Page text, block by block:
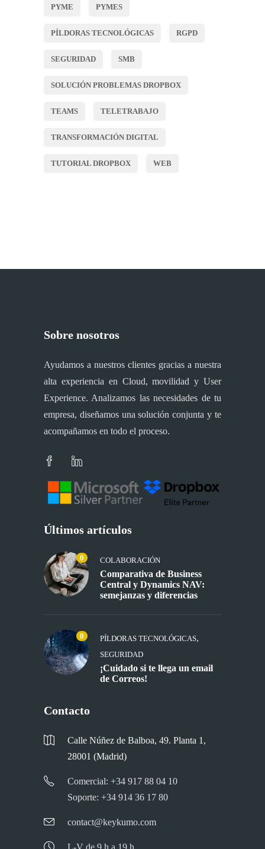
PYME PYMES
PÍLDORAS TECNOLÓGICAS RGPD
SEGURIDAD SMB
SOLUCIÓN PROBLEMAS DROPBOX
TEAMS TELETRABAJO
TRANSFORMACIÓN DIGITAL
TUTORIAL DROPBOX WEB
Sobre nosotros
Ayudamos a nuestros clientes gracias a nuestra
alta experiencia en Cloud, movilidad y User
Experience. Analizamos las necesidades de tu
empresa, diseñamos una solución conjunta y te
acompañamos en todo el proceso.
Últimos artículos
0 COLABORACIÓN
Comparativa de Business
Central y Dynamics NAV:
semejanzas y diferencias
0 PÍLDORAS TECNOLÓGICAS,
SEGURIDAD
¡Cuidado si te llega un email
de Correos!
Contacto
Calle Núñez de Balboa, 49. Planta 1,
28001 (Madrid)
Comercial: +34 917 88 04 10
Soporte: +34 914 36 17 80
contact@keykumo.com